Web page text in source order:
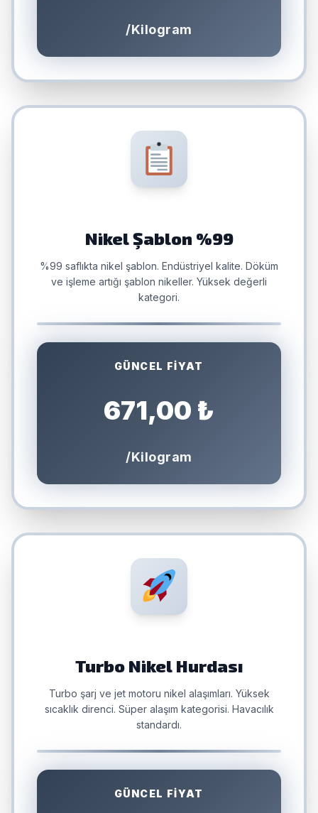
/Kilogram
Nikel Şablon %99
%99 saflıkta nikel şablon. Endüstriyel kalite. Döküm
ve işleme artığı şablon nikeller. Yüksek değerli
kategori.
GÜNCEL FİYAT
671,00 ₺
/Kilogram
Turbo Nikel Hurdası
Turbo şarj ve jet motoru nikel alaşımları. Yüksek
sıcaklık direnci. Süper alaşım kategorisi. Havacılık
standardı.
GÜNCEL FİYAT